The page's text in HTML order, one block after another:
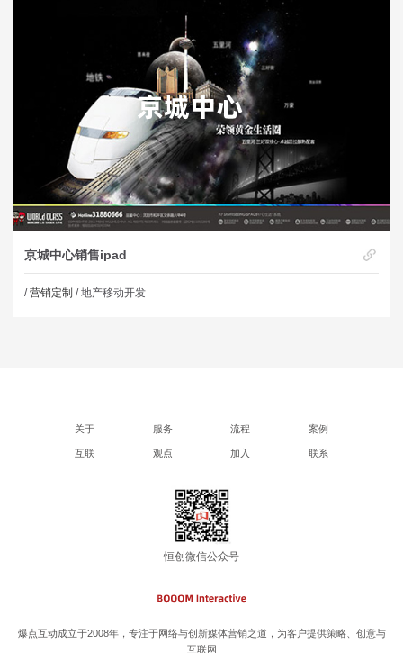
京城中心销售ipad
/营销定制 / 地产移动开发
关于 服务 流程 案例
互联 观点 加入 联系
恒创微信公众号
爆点互动成立于2008年，专注于网络与创新媒体营销之道，为客户提供策略、创意与
互联网